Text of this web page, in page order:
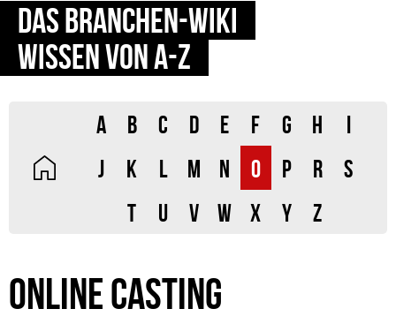
DAS BRANCHEN-WIKI
WISSEN VON A-Z
A B C D E F G H
I
J
K L M N O P R
S
T
U V W X Y Z
ONLINE CASTING